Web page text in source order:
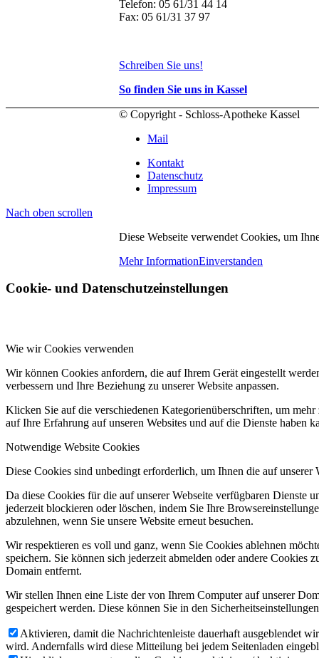
Telefon: 05 61/31 44 14
Fax: 05 61/31 37 97
Schreiben Sie uns!
So finden Sie uns in Kassel
© Copyright - Schloss-Apotheke Kassel
Mail
Kontakt
Datenschutz
Impressum
Nach oben scrollen
Diese Webseite verwendet Cookies, um
Mehr InformationEinverstanden
Cookie- und Datenschutzeinstellungen
Wie wir Cookies verwenden
Wir können Cookies anfordern, die auf Ihrem Gerät eingestellt
verbessern und Ihre Beziehung zu unserer Website anpassen.
Klicken Sie auf die verschiedenen Kategorienüberschriften, um
auf Ihre Erfahrung auf unseren Websites und auf die Dienste haben
Notwendige Website Cookies
Diese Cookies sind unbedingt erforderlich, um Ihnen die auf
Da diese Cookies für die auf unserer Webseite verfügbaren
jederzeit blockieren oder löschen, indem Sie Ihre
abzulehnen, wenn Sie unsere Website erneut besuchen.
Wir respektieren es voll und ganz, wenn Sie Cookies ablehnen
speichern. Sie können sich jederzeit abmelden oder andere Cookies
Domain entfernt.
Wir stellen Ihnen eine Liste der von Ihrem Computer auf unserer
gespeichert werden. Diese können Sie in den
Aktivieren, damit die Nachrichtenleiste dauerhaft ausgeblendet
wird. Andernfalls wird diese Mitteilung bei jedem Seitenladen